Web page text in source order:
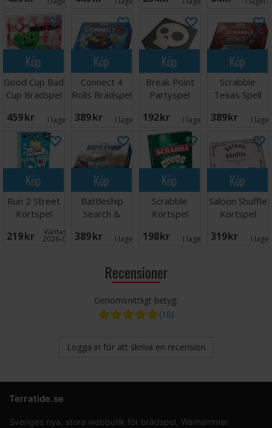
Köp
Good Cup Bad
Cup Brädspel
459 SEK I lager: 1
Köp
Connect 4
Rolls Brädspel
389 SEK I lager:
Köp
Break Point
Partyspel
192 SEK I lager: 4
Köp
Scrabble
Texas Spell
389 SEK I
Köp
Run 2 Street
Kortspel
219 SEK Väntas in:
2026-09-30
Köp
Battleship
Search &
Brädspel
389 SEK I lager:
Köp
Scrabble
Kortspel
198 SEK I lager: 2
Köp
Saloon Shuffle
Kortspel
319 SEK I
Recensioner
Genomsnittligt betyg:
(10)
Logga in för att skriva en recension
Terratide.se
Sveriges nya, stora webbutik för brädspel, Warhammer